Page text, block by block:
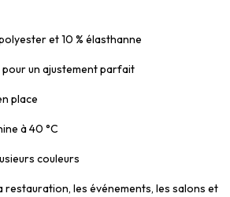
et 10 % élasthanne
un ajustement parfait
place
à 40 °C
couleurs
restauration, les événements, les salons et